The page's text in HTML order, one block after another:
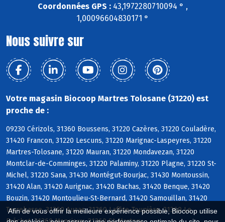
Afin de vous offrir la meilleure expérience possible, Biocoop utilise
Coordonnées GPS :43,1972280710094 ° ,
1,00096604830171 °
Nous suivre sur
Votre magasin Biocoop Martres Tolosane (31220) est
proche de :
09230 Cérizols, 31360 Boussens, 31220 Cazères, 31220 Couladère,
31420 Francon, 31220 Lescuns, 31220 Marignac-Laspeyres, 31220
Martres-Tolosane, 31220 Mauran, 31220 Mondavezan, 31220
Montclar-de-Comminges, 31220 Palaminy, 31220 Plagne, 31220 St-
Michel, 31220 Sana, 31430 Montégut-Bourjac, 31430 Montoussin,
31420 Alan, 31420 Aurignac, 31420 Bachas, 31420 Benque, 31420
Bouzin, 31420 Montoulieu-St-Bernard, 31420 Samouillan, 31420
Terrebasse, 31360 Auzas, 31360 Laffite-Toupière, 31360 Le